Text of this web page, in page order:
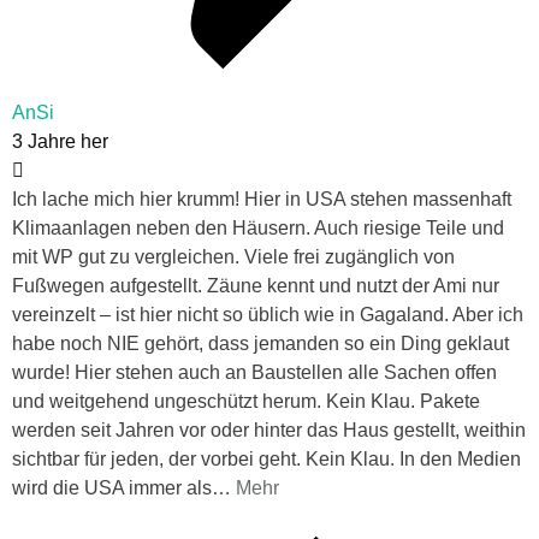
AnSi
3 Jahre her
Ich lache mich hier krumm! Hier in USA stehen massenhaft
Klimaanlagen neben den Häusern. Auch riesige Teile und
mit WP gut zu vergleichen. Viele frei zugänglich von
Fußwegen aufgestellt. Zäune kennt und nutzt der Ami nur
vereinzelt – ist hier nicht so üblich wie in Gagaland. Aber ich
habe noch NIE gehört, dass jemanden so ein Ding geklaut
wurde! Hier stehen auch an Baustellen alle Sachen offen
und weitgehend ungeschützt herum. Kein Klau. Pakete
werden seit Jahren vor oder hinter das Haus gestellt, weithin
sichtbar für jeden, der vorbei geht. Kein Klau. In den Medien
wird die USA immer als… Mehr